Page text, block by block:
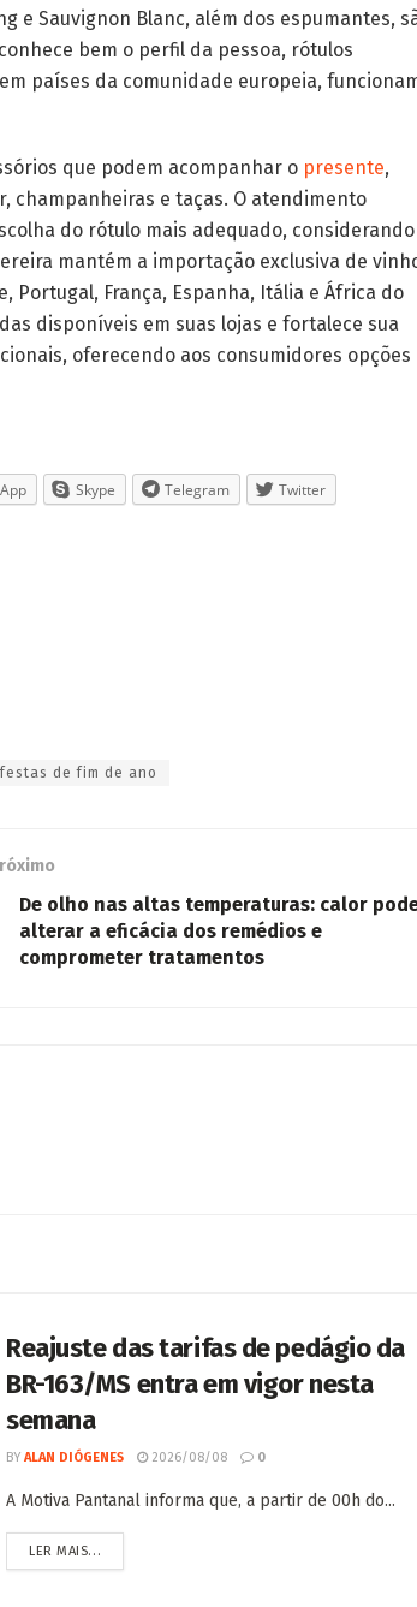
e Sauvignon Blanc, além dos espumantes,
bem o perfil da pessoa, rótulos
países da comunidade europeia,
que podem acompanhar o presente,
champanheiras e taças. O atendimento
do rótulo mais adequado,
mantém a importação exclusiva de
Portugal, França, Espanha, Itália e África do
disponíveis em suas lojas e fortalece sua
oferecendo aos consumidores opções
Skype Telegram
Twitter
de fim de ano
De olho nas altas temperaturas: calor
alterar a eficácia dos remédios e
comprometer tratamentos
Reajuste das tarifas de pedágio da
BR-163/MS entra em vigor nesta
semana
BY ALAN DIÓGENES 2026/08/08 0
A Motiva Pantanal informa que, a partir de 00h do...
LER MAIS...